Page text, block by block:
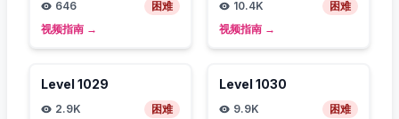
646
困难
视频指南 →
10.4K
困难
视频指南 →
Level 1029
2.9K
困难
Level 1030
9.9K
困难